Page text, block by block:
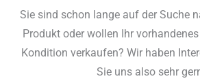
Sie sind schon lange auf der Suche
Produkt oder wollen Ihr
Kondition verkaufen? Wir haben
Sie uns also sehr